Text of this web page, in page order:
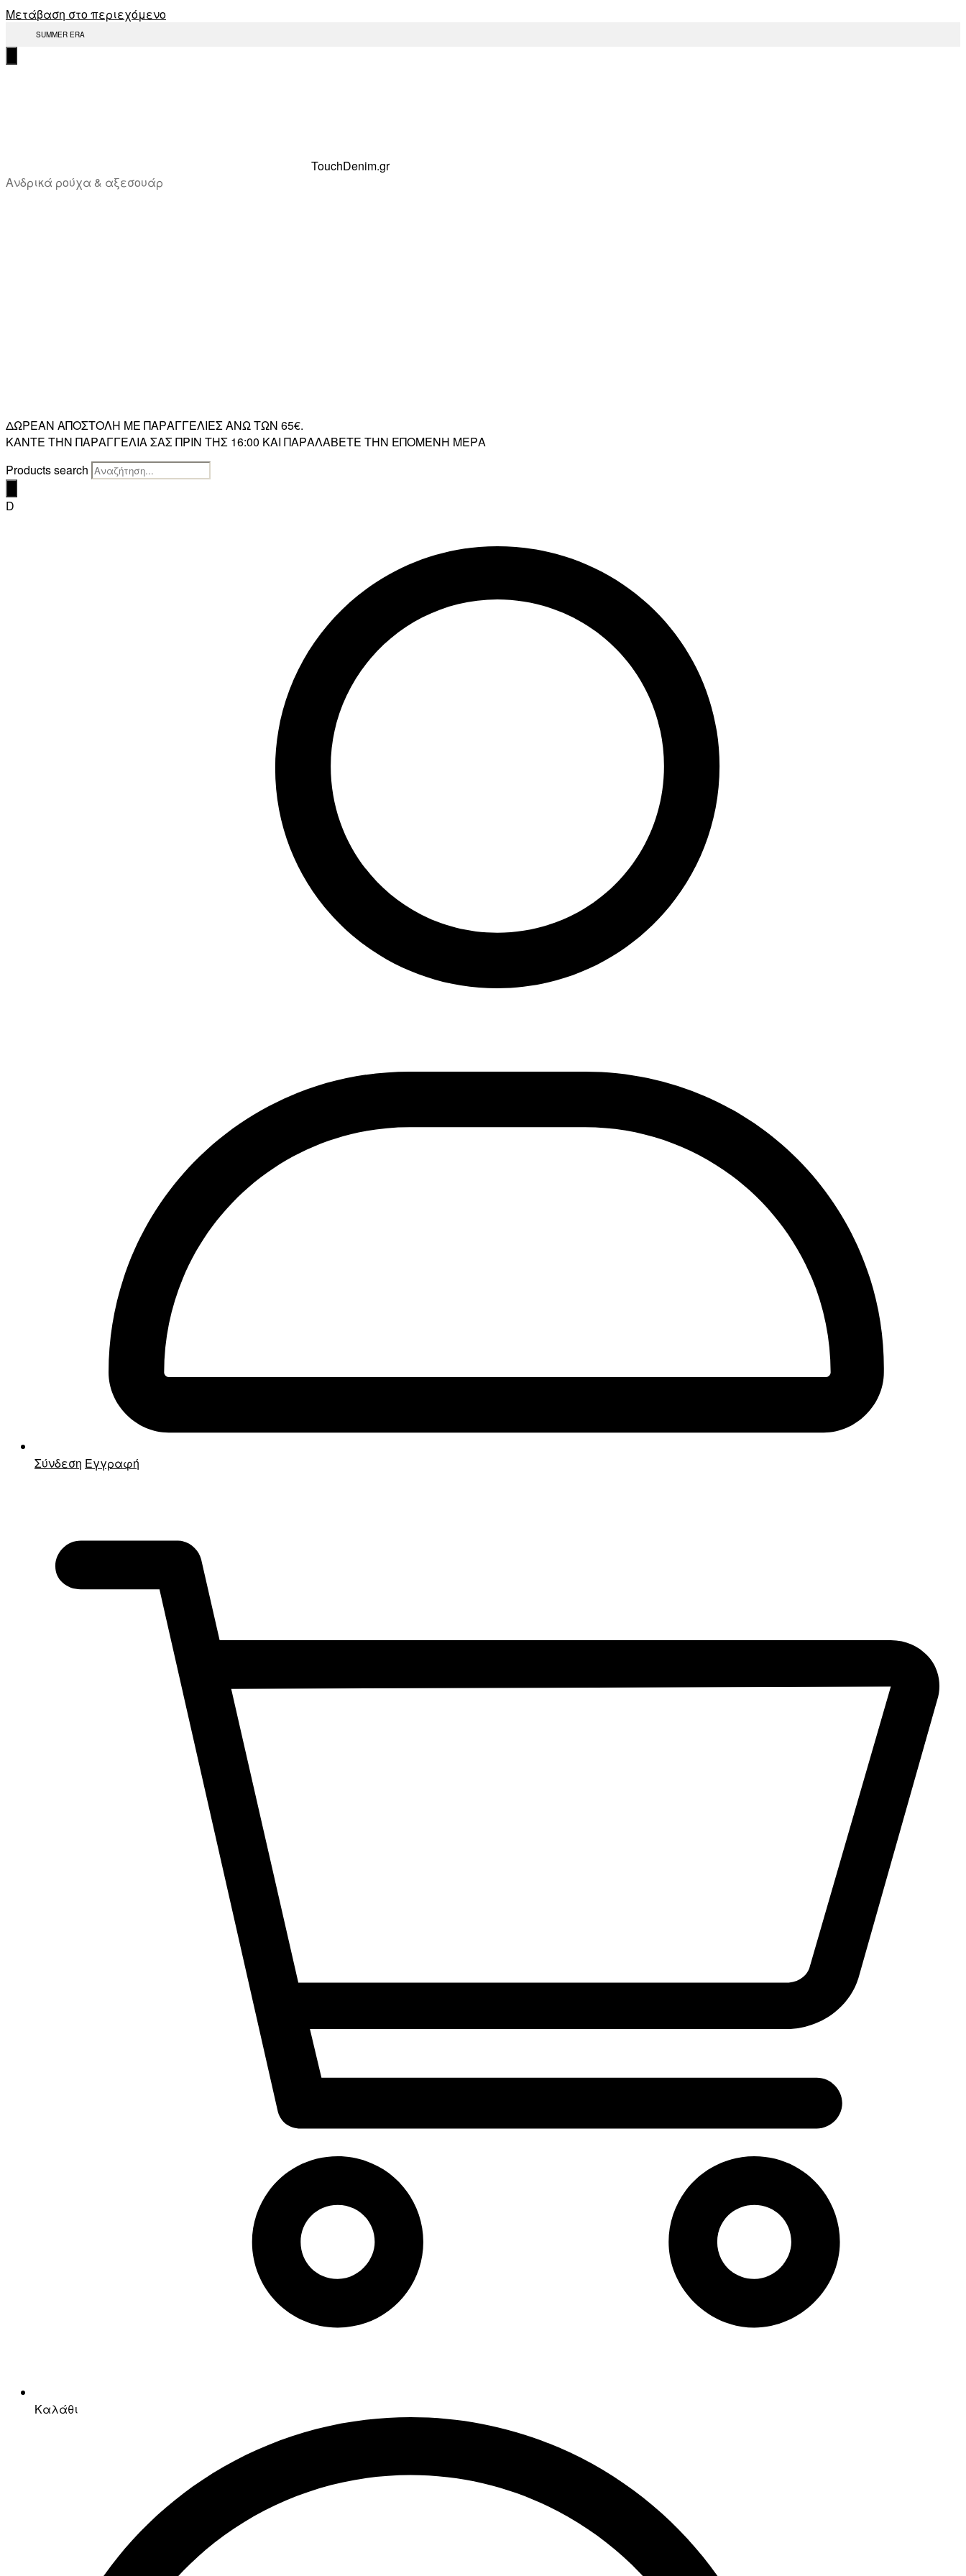
Μετάβαση στο περιεχόμενο
SUMMER ERA
TouchDenim.gr
Ανδρικά ρούχα & αξεσουάρ
ΔΩΡΕΑΝ ΑΠΟΣΤΟΛΗ ΜΕ ΠΑΡΑΓΓΕΛΙΕΣ ΑΝΩ ΤΩΝ 65€.
ΚΑΝΤΕ ΤΗΝ ΠΑΡΑΓΓΕΛΙΑ ΣΑΣ ΠΡΙΝ ΤΗΣ 16:00 ΚΑΙ ΠΑΡΑΛΑΒΕΤΕ ΤΗΝ ΕΠΟΜΕΝΗ ΜΕΡΑ
Products search
D
Σύνδεση Εγγραφή
Καλάθι